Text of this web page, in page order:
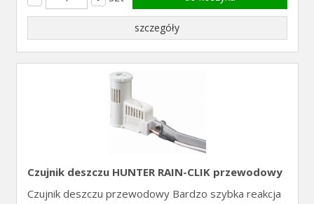
szczegóły
Czujnik deszczu HUNTER RAIN-CLIK przewodowy
Czujnik deszczu przewodowy Bardzo szybka reakcja